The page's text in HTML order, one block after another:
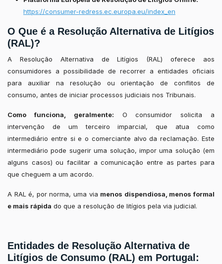
https://consumer-redress.ec.europa.eu/index_en
O Que é a Resolução Alternativa de Litígios
(RAL)?
A Resolução Alternativa de Litígios (RAL) oferece aos
consumidores a possibilidade de recorrer a entidades oficiais
para auxiliar na resolução ou orientação de conflitos de
consumo, antes de iniciar processos judiciais nos Tribunais.
Como funciona, geralmente: O consumidor solicita a
intervenção de um terceiro imparcial, que atua como
intermediário entre si e o comerciante alvo da reclamação. Este
intermediário pode sugerir uma solução, impor uma solução (em
alguns casos) ou facilitar a comunicação entre as partes para
que cheguem a um acordo.
A RAL é, por norma, uma via menos dispendiosa, menos formal
e mais rápida do que a resolução de litígios pela via judicial.
Entidades de Resolução Alternativa de
Litígios de Consumo (RAL) em Portugal: